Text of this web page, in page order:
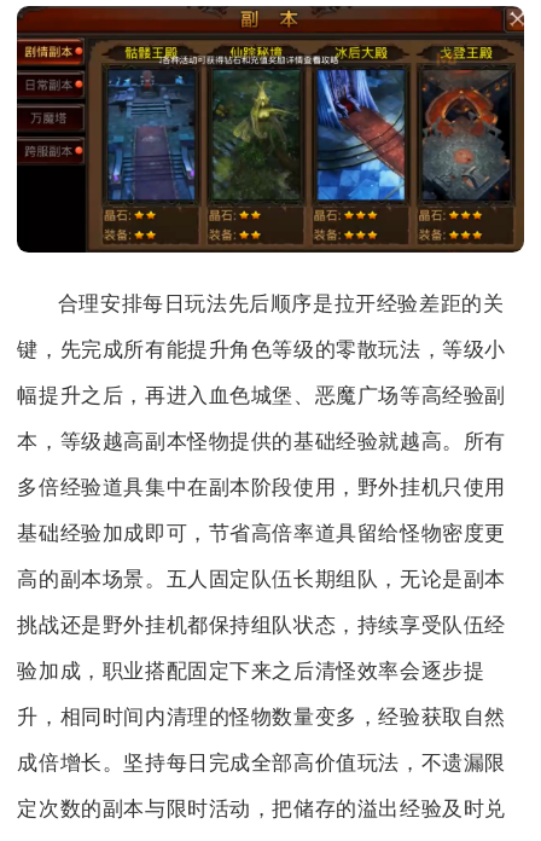
合理安排每日玩法先后顺序是拉开经验差距的关
键，先完成所有能提升角色等级的零散玩法，等级小
幅提升之后，再进入血色城堡、恶魔广场等高经验副
本，等级越高副本怪物提供的基础经验就越高。所有
多倍经验道具集中在副本阶段使用，野外挂机只使用
基础经验加成即可，节省高倍率道具留给怪物密度更
高的副本场景。五人固定队伍长期组队，无论是副本
挑战还是野外挂机都保持组队状态，持续享受队伍经
验加成，职业搭配固定下来之后清怪效率会逐步提
升，相同时间内清理的怪物数量变多，经验获取自然
成倍增长。坚持每日完成全部高价值玩法，不遗漏限
定次数的副本与限时活动，把储存的溢出经验及时兑